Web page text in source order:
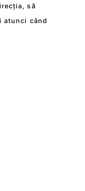
să
atunci când